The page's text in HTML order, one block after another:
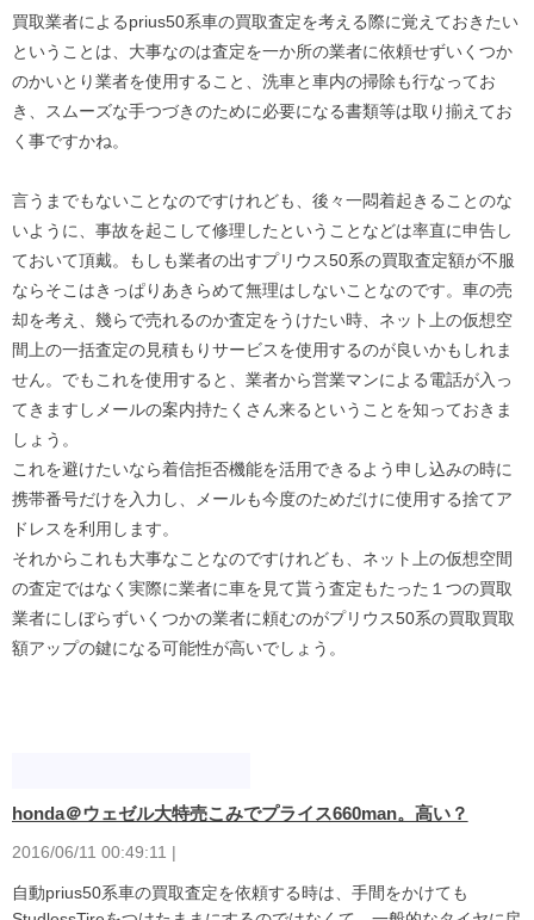
買取業者によるprius50系車の買取査定を考える際に覚えておきたい
ということは、大事なのは査定を一か所の業者に依頼せずいくつか
のかいとり業者を使用すること、洗車と車内の掃除も行なってお
き、スムーズな手つづきのために必要になる書類等は取り揃えてお
く事ですかね。
言うまでもないことなのですけれども、後々一悶着起きることのな
いように、事故を起こして修理したということなどは率直に申告し
ておいて頂戴。もしも業者の出すプリウス50系の買取査定額が不服
ならそこはきっぱりあきらめて無理はしないことなのです。車の売
却を考え、幾らで売れるのか査定をうけたい時、ネット上の仮想空
間上の一括査定の見積もりサービスを使用するのが良いかもしれま
せん。でもこれを使用すると、業者から営業マンによる電話が入っ
てきますしメールの案内持たくさん来るということを知っておきま
しょう。
これを避けたいなら着信拒否機能を活用できるよう申し込みの時に
携帯番号だけを入力し、メールも今度のためだけに使用する捨てア
ドレスを利用します。
それからこれも大事なことなのですけれども、ネット上の仮想空間
の査定ではなく実際に業者に車を見て貰う査定もたった１つの買取
業者にしぼらずいくつかの業者に頼むのがプリウス50系の買取買取
額アップの鍵になる可能性が高いでしょう。
vezelrs 値引きvezelrs 値引き
vezelrs 値引きvezelrs 値引き
vezelrs 値引きvezelrs 値引き
honda＠ウェゼル大特売こみでプライス660man。高い？
2016/06/11 00:49:11 |
自動prius50系車の買取査定を依頼する時は、手間をかけても